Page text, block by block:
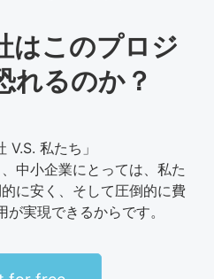
はこのプロジ
れるのか？
V.S. 私たち」
中小企業にとっては、私た
に安く、そして圧倒的に費
実現できるからです。